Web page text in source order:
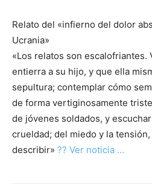
Relato del «infierno del dolor
Ucrania»
«Los relatos son escalofriantes.
entierra a su hijo, y que ella
sepultura; contemplar cómo
de forma vertiginosamente
de jóvenes soldados, y
crueldad; del miedo y la
describir» ?? Ver noticia …